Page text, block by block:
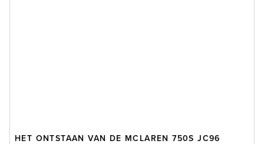
HET ONTSTAAN VAN DE MCLAREN 750S JC96